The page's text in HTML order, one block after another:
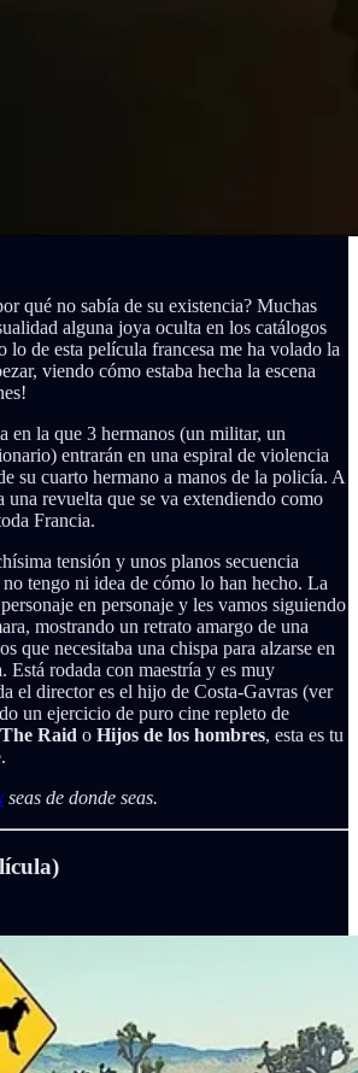
qué no sabía de su existencia? Muchas
alguna joya oculta en los catálogos
lo de esta película francesa me ha volado la
viendo cómo estaba hecha la escena
en la que 3 hermanos (un militar, un
entrarán en una espiral de violencia
su cuarto hermano a manos de la policía. A
una revuelta que se va extendiendo como
Francia.
tensión y unos planos secuencia
tengo ni idea de cómo lo han hecho. La
en personaje y les vamos siguiendo
mostrando un retrato amargo de una
que necesitaba una chispa para alzarse en
Está rodada con maestría y es muy
el director es el hijo de Costa-Gavras (ver
un ejercicio de puro cine repleto de
The Raid o Hijos de los hombres, esta es tu
seas de donde seas.